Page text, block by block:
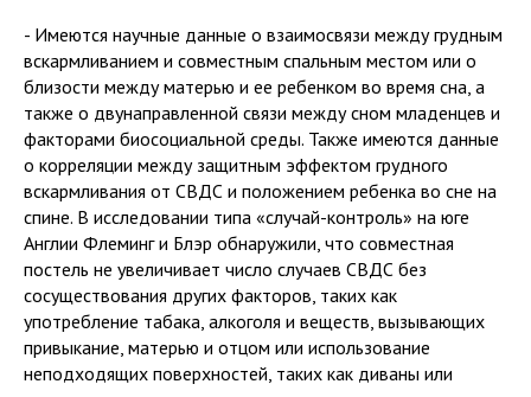
- Имеются научные данные о взаимосвязи между грудным
вскармливанием и совместным спальным местом или о
близости между матерью и ее ребенком во время сна, а
также о двунаправленной связи между сном младенцев и
факторами биосоциальной среды. Также имеются данные
о корреляции между защитным эффектом грудного
вскармливания от СВДС и положением ребенка во сне на
спине. В исследовании типа «случай-контроль» на юге
Англии Флеминг и Блэр обнаружили, что совместная
постель не увеличивает число случаев СВДС без
сосуществования других факторов, таких как
употребление табака, алкоголя и веществ, вызывающих
привыкание, матерью и отцом или использование
неподходящих поверхностей, таких как диваны или